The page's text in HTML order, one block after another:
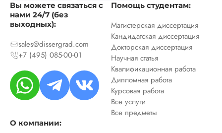
Вы можете связаться с
нами 24/7 (без
выходных):
sales@dissergrad.com
+7 (495) 085-00-01
Помощь студентам:
Магистерская диссертация
Кандидатская диссертация
Докторская диссертация
Научная статья
Квалификационная работа
Дипломная работа
Курсовая работа
Все услуги
Все предметы
О компании: